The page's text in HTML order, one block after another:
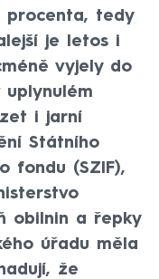
procenta, tedy
je letos i
vyjely do
i jarní
Státního
fondu (SZIF),
obilnin a řepky
úřadu měla
že